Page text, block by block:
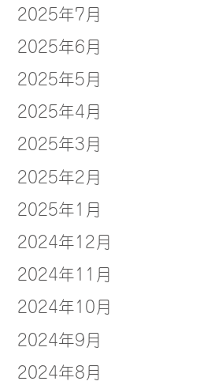
2025年7月
2025年6月
2025年5月
2025年4月
2025年3月
2025年2月
2025年1月
2024年12月
2024年11月
2024年10月
2024年9月
2024年8月